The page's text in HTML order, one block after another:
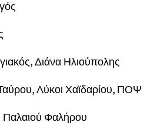
Διάνα Ηλιούπολης
Λύκοι Χαϊδαρίου, ΠΟΨ
Παλαιού Φαλήρου